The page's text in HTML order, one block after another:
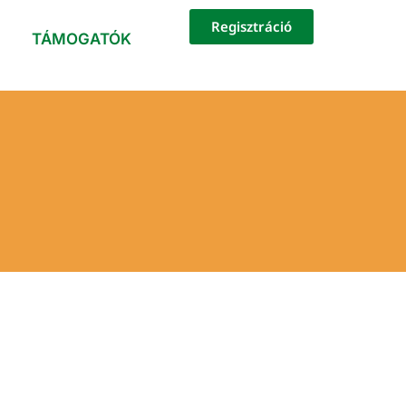
TÁMOGATÓK
Regisztráció